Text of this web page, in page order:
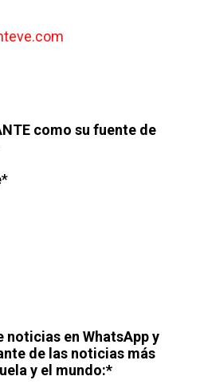
como su fuente de
*
noticias en WhatsApp y
de las noticias más
y el mundo:*